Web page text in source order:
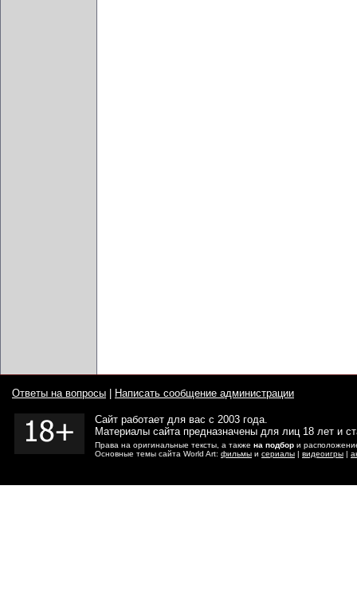
Ответы на вопросы Написать сообщение администрации
Сайт работает для вас с 2003 года.
Материалы сайта предназначены для лиц 18 лет и
Права на оригинальные тексты, а также на подбор и
Основные темы сайта World Art: фильмы и сериалы | видеоигры |